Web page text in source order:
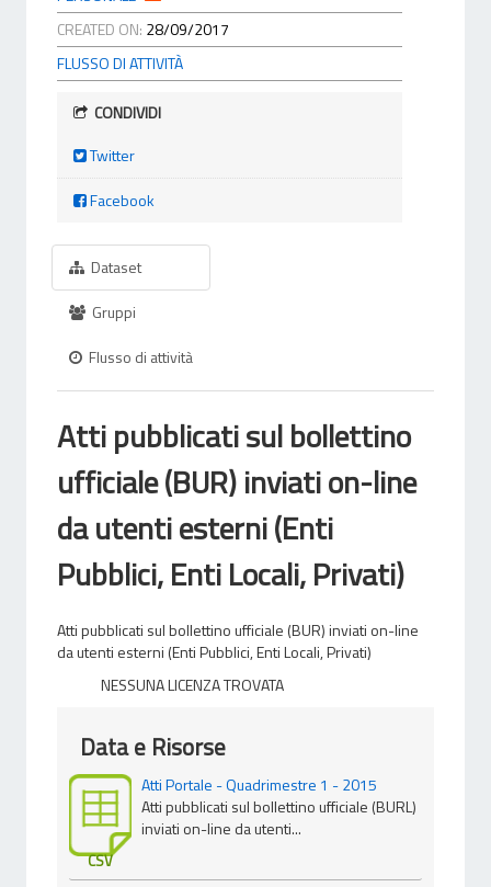
CREATED ON: 28/09/2017
FLUSSO DI ATTIVITÀ
CONDIVIDI
Twitter
Facebook
Dataset
Gruppi
Flusso di attività
Atti pubblicati sul bollettino
ufficiale (BUR) inviati on-line
da utenti esterni (Enti
Pubblici, Enti Locali, Privati)
Atti pubblicati sul bollettino ufficiale (BUR) inviati on-line
da utenti esterni (Enti Pubblici, Enti Locali, Privati)
NESSUNA LICENZA TROVATA
Data e Risorse
CSV
Atti Portale - Quadrimestre 1 - 2015
Atti pubblicati sul bollettino ufficiale (BURL)
inviati on-line da utenti...